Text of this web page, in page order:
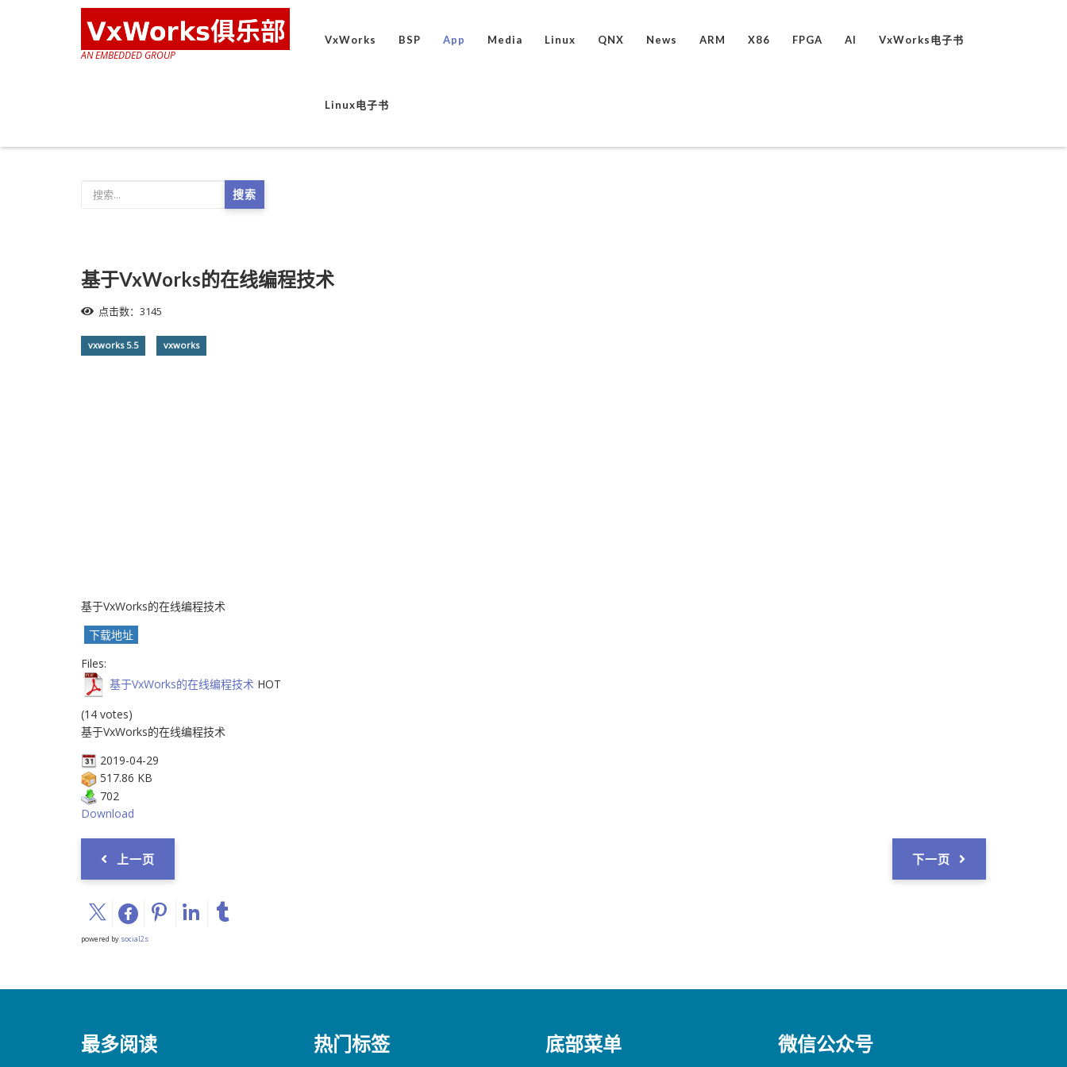
AN EMBEDDED GROUP
VxWorks BSP App Media Linux QNX News ARM X86 FPGA AI VxWorks电子书
Linux电子书
搜索
基于VxWorks的在线编程技术
点击数：3145
vxworks 5.5 vxworks
基于VxWorks的在线编程技术
下载地址
Files:
基于VxWorks的在线编程技术 HOT
(14 votes)
基于VxWorks的在线编程技术
2019-04-29
517.86 KB
702
Download
上一页 下一页
powered by social2s
最多阅读 热门标签 底部菜单 微信公众号